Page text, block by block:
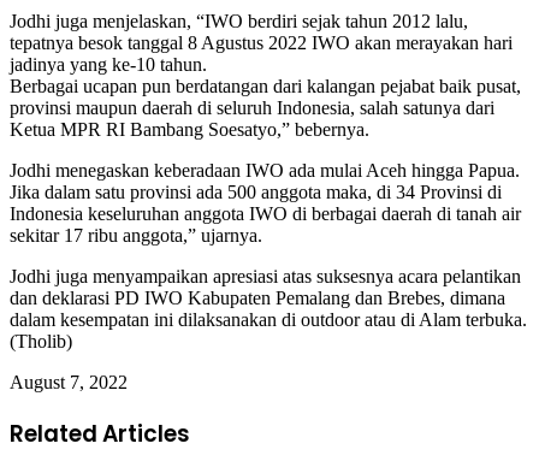
Jodhi juga menjelaskan, “IWO berdiri sejak tahun 2012 lalu,
tepatnya besok tanggal 8 Agustus 2022 IWO akan merayakan hari
jadinya yang ke-10 tahun.
Berbagai ucapan pun berdatangan dari kalangan pejabat baik pusat,
provinsi maupun daerah di seluruh Indonesia, salah satunya dari
Ketua MPR RI Bambang Soesatyo,” bebernya.
Jodhi menegaskan keberadaan IWO ada mulai Aceh hingga Papua.
Jika dalam satu provinsi ada 500 anggota maka, di 34 Provinsi di
Indonesia keseluruhan anggota IWO di berbagai daerah di tanah air
sekitar 17 ribu anggota,” ujarnya.
Jodhi juga menyampaikan apresiasi atas suksesnya acara pelantikan
dan deklarasi PD IWO Kabupaten Pemalang dan Brebes, dimana
dalam kesempatan ini dilaksanakan di outdoor atau di Alam terbuka.
(Tholib)
August 7, 2022
Related Articles